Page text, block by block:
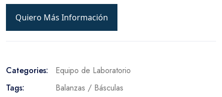
Quiero Más Información
Categories:
Equipo de Laboratorio
Tags:
Balanzas / Básculas